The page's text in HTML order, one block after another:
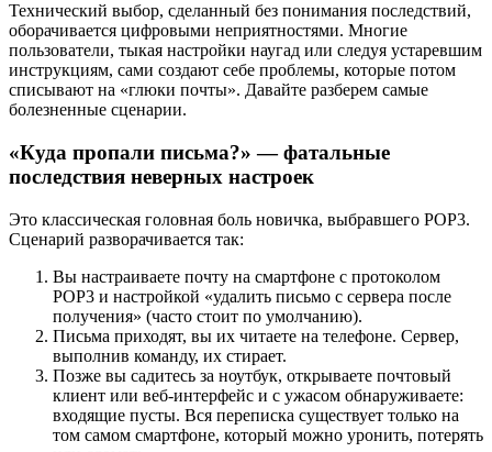
Технический выбор, сделанный без понимания последствий,
оборачивается цифровыми неприятностями. Многие
пользователи, тыкая настройки наугад или следуя устаревшим
инструкциям, сами создают себе проблемы, которые потом
списывают на «глюки почты». Давайте разберем самые
болезненные сценарии.
«Куда пропали письма?» — фатальные
последствия неверных настроек
Это классическая головная боль новичка, выбравшего POP3.
Сценарий разворачивается так:
Вы настраиваете почту на смартфоне с протоколом
POP3 и настройкой «удалить письмо с сервера после
получения» (часто стоит по умолчанию).
Письма приходят, вы их читаете на телефоне. Сервер,
выполнив команду, их стирает.
Позже вы садитесь за ноутбук, открываете почтовый
клиент или веб-интерфейс и с ужасом обнаруживаете:
входящие пусты. Вся переписка существует только на
том самом смартфоне, который можно уронить, потерять